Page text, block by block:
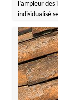
l’ampleur
individualisé